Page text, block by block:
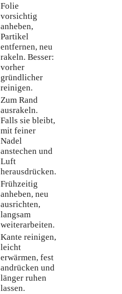
Folie
vorsichtig
anheben,
Partikel
entfernen, neu
rakeln. Besser:
vorher
gründlicher
reinigen.
Zum Rand
ausrakeln.
Falls sie bleibt,
mit feiner
Nadel
anstechen und
Luft
herausdrücken.
Frühzeitig
anheben, neu
ausrichten,
langsam
weiterarbeiten.
Kante reinigen,
leicht
erwärmen, fest
andrücken und
länger ruhen
lassen.